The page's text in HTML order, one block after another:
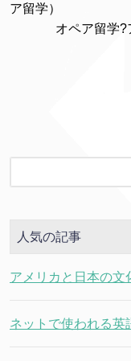
ア留学）
オペア留学
人気の記事
アメリカと日本の文
ネットで使われる英